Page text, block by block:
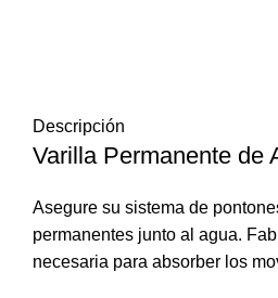
Descripción
Varilla Permanente de
Asegure su sistema de
permanentes junto al agua.
necesaria para absorber los